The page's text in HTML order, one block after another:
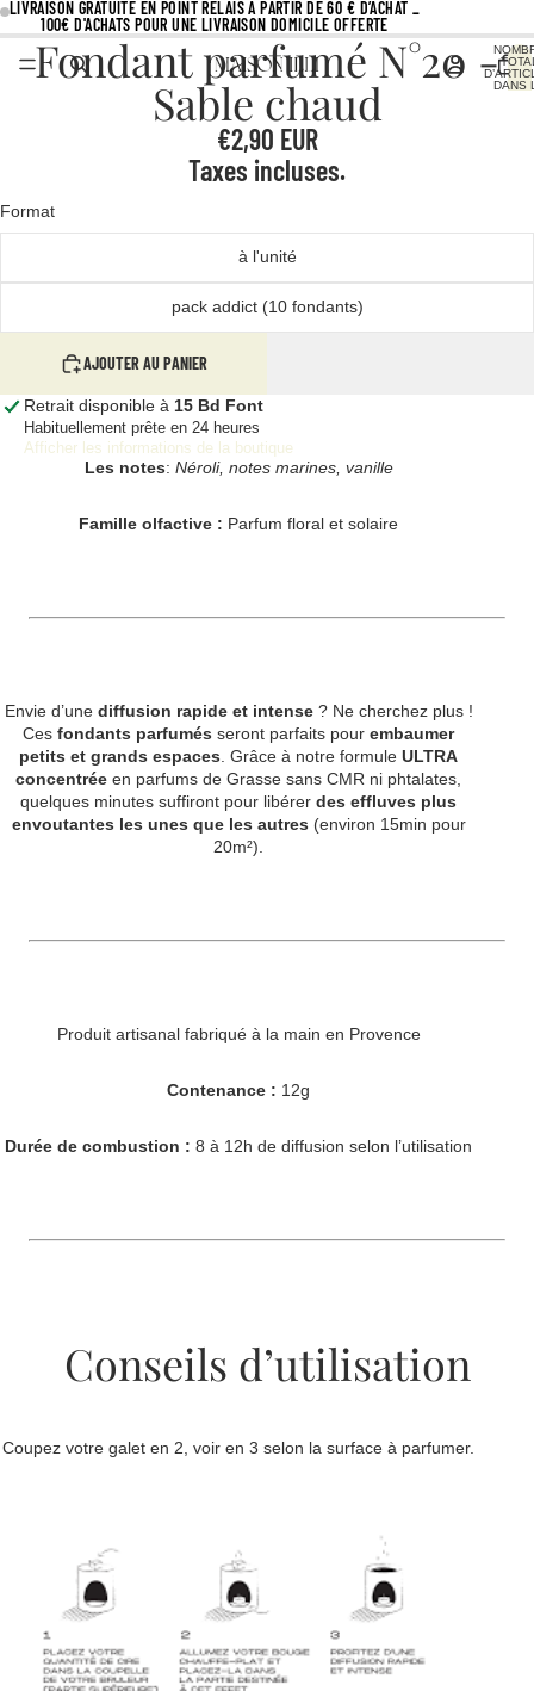
LIVRAISON GRATUITE EN POINT RELAIS À PARTIR DE 60 € D’ACHAT _
100€ D'ACHATS POUR UNE LIVRAISON DOMICILE OFFERTE
DANS
Fondant parfumé N°20 -
Sable chaud
€2,90 EUR
Taxes incluses.
Format
à l'unité
pack addict (10 fondants)
AJOUTER AU PANIER
Retrait disponible à 15 Bd Font
Habituellement prête en 24 heures
Afficher les informations de la boutique
Les notes: Néroli, notes marines, vanille
Famille olfactive : Parfum floral et solaire
Envie d’une diffusion rapide et intense ? Ne cherchez plus !
Ces fondants parfumés seront parfaits pour embaumer
petits et grands espaces . Grâce à notre formule ULTRA
concentrée en parfums de Grasse sans CMR ni phtalates,
quelques minutes suffiront pour libérer des effluves plus
envoutantes les unes que les autres (environ 15min pour
20m²).
Produit artisanal fabriqué à la main en Provence
Contenance : 12g
Durée de combustion : 8 à 12h de diffusion selon l’utilisation
Conseils d’utilisation
Coupez votre galet en 2, voir en 3 selon la surface à parfumer.